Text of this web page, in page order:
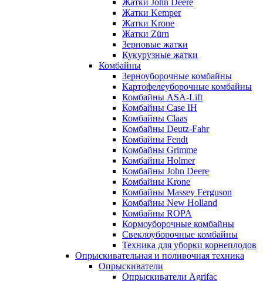
Жатки John Deere
Жатки Kemper
Жатки Krone
Жатки Zürn
Зерновые жатки
Кукурузные жатки
Комбайны
Зерноуборочные комбайны
Картофелеуборочные комбайны
Комбайны ASA-Lift
Комбайны Case IH
Комбайны Claas
Комбайны Deutz-Fahr
Комбайны Fendt
Комбайны Grimme
Комбайны Holmer
Комбайны John Deere
Комбайны Krone
Комбайны Massey Ferguson
Комбайны New Holland
Комбайны ROPA
Кормоуборочные комбайны
Свеклоуборочные комбайны
Техника для уборки корнеплодов
Опрыскивательная и поливочная техника
Опрыскиватели
Опрыскиватели Agrifac